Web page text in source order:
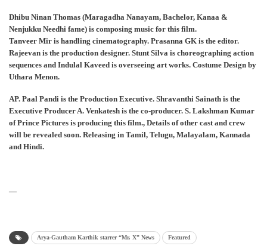
Dhibu Ninan Thomas (Maragadha Nanayam, Bachelor, Kanaa &
Nenjukku Needhi fame) is composing music for this film.
Tanveer Mir is handling cinematography. Prasanna GK is the editor.
Rajeevan is the production designer. Stunt Silva is choreographing action
sequences and Indulal Kaveed is overseeing art works. Costume Design by
Uthara Menon.
AP. Paal Pandi is the Production Executive. Shravanthi Sainath is the
Executive Producer A. Venkatesh is the co-producer. S. Lakshman Kumar
of Prince Pictures is producing this film., Details of other cast and crew
will be revealed soon. Releasing in Tamil, Telugu, Malayalam, Kannada
and Hindi.
—
Arya-Gautham Karthik starrer “Mr. X” News Featured